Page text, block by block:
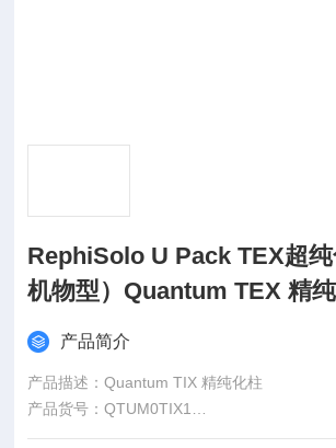
RephiSolo U Pack TEX超
机物型）Quantum TEX 精
产品简介
产品描述：Quantum TIX 精纯化柱
产品货号：QTUM0TIX1
供应厂商：济南赛畅科学仪器有限公司